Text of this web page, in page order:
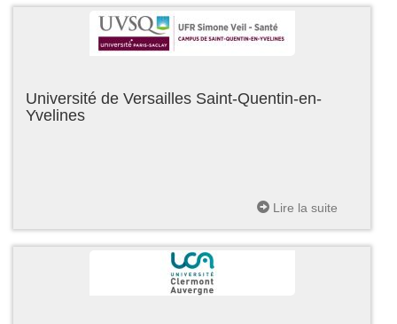
Université de Versailles Saint-Quentin-en-
Yvelines
Lire la suite